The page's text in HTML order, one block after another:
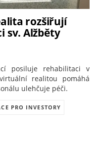
rozšiřují
sv. Alžběty
posiluje rehabilitaci v
realitou pomáhá
ulehčuje péči.
PRO INVESTORY